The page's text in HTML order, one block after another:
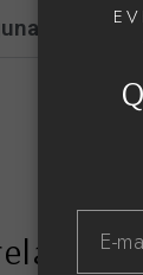
duda,